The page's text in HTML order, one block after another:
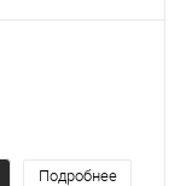
Подробнее